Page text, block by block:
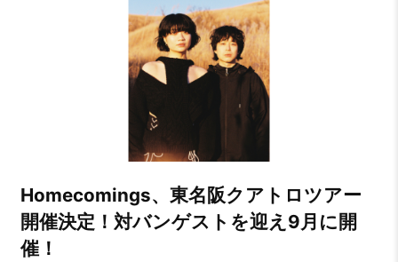
Homecomings、東名阪クアトロツアー
開催決定！対バンゲストを迎え9月に開
催！